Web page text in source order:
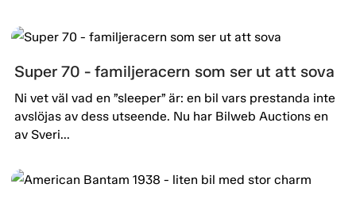
Super 70 - familjeracern som ser ut att sova
Ni vet väl vad en ”sleeper” är: en bil vars prestanda inte
avslöjas av dess utseende. Nu har Bilweb Auctions en
av Sveri...